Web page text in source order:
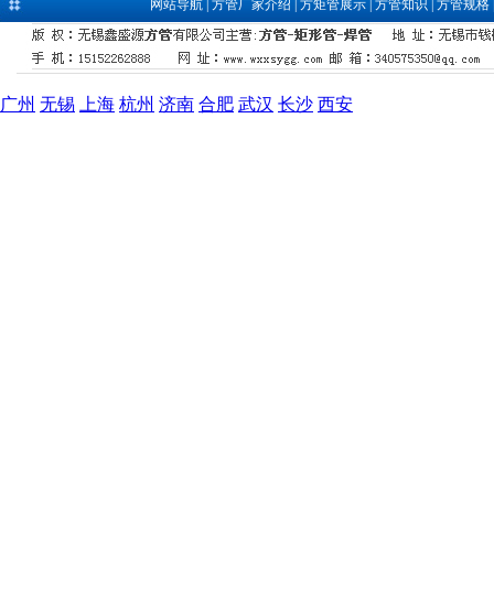
网站导航| 方管厂家介绍 方矩管展示| 方管知识 方管规格
广州 无锡 上海 杭州 济南 合肥 武汉 长沙 西安